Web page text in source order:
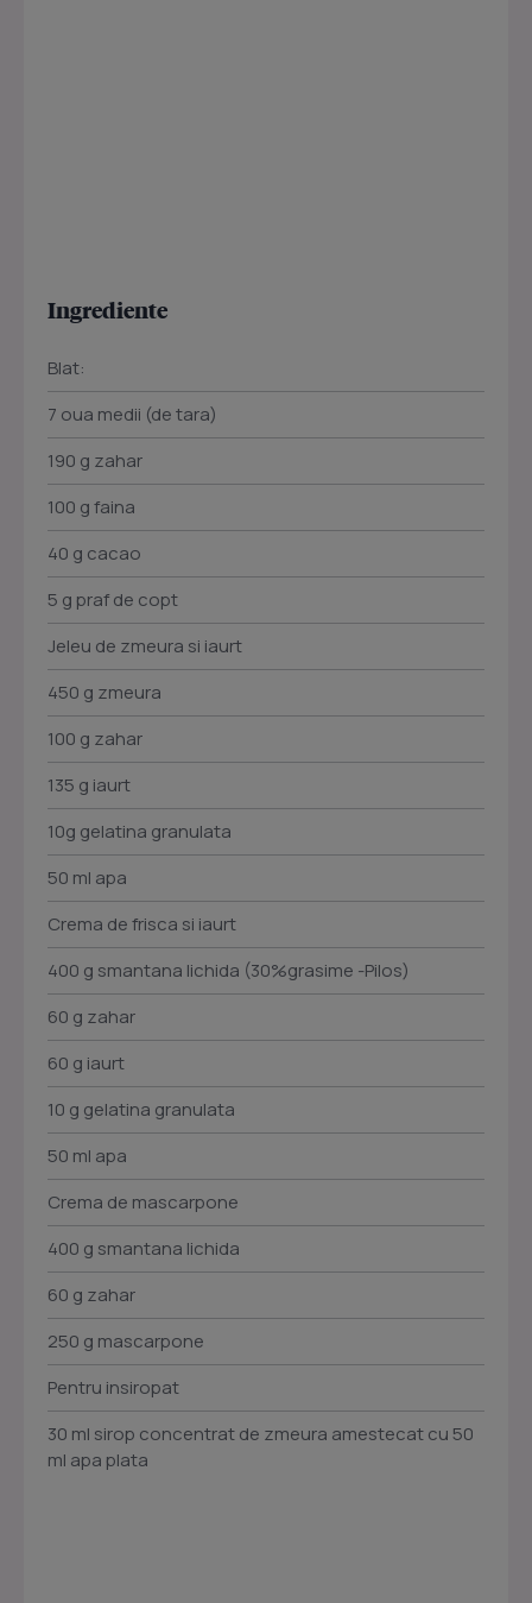
Ingrediente
Blat:
7 oua medii (de tara)
190 g zahar
100 g faina
40 g cacao
5 g praf de copt
Jeleu de zmeura si iaurt
450 g zmeura
100 g zahar
135 g iaurt
10g gelatina granulata
50 ml apa
Crema de frisca si iaurt
400 g smantana lichida (30%grasime -Pilos)
60 g zahar
60 g iaurt
10 g gelatina granulata
50 ml apa
Crema de mascarpone
400 g smantana lichida
60 g zahar
250 g mascarpone
Pentru insiropat
30 ml sirop concentrat de zmeura amestecat cu 50
ml apa plata